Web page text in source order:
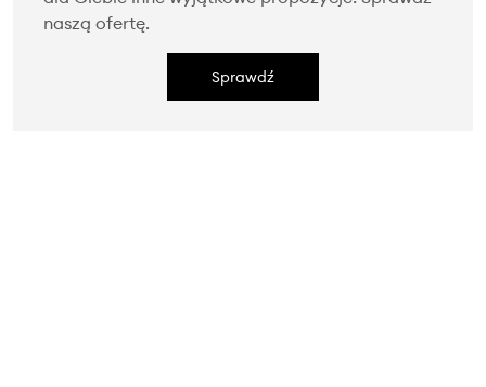
naszą ofertę.
Sprawdź